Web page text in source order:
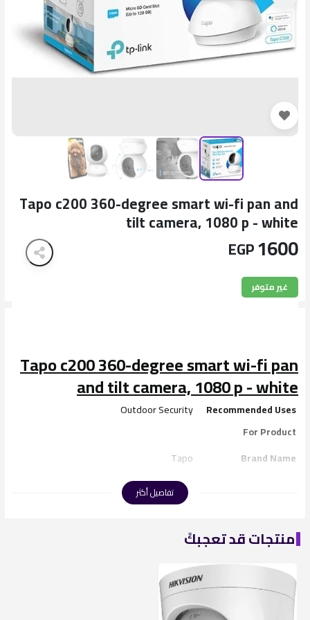
Tapo c200 360-degree smart wi-fi pan and
tilt camera, 1080 p - white
1600
EGP
غير متوفر
Tapo c200 360-degree smart wi-fi pan
and tilt camera, 1080 p - white
Recommended Uses
For Product
Outdoor Security
Brand Name
Tapo
Tapo C200
Technology
Wireless
Indoor Outdoor Usage
Indoor
Compatible Devices
Smartphone
تفاصيل أكثر
منتجات قد تعجبكً